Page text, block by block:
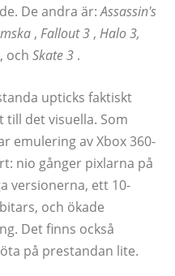
De andra är:Assassin's
, Fallout 3 , Halo 3,
och Skate 3 .
upticks faktiskt
till det visuella. Som
emulering av Xbox 360-
nio gånger pixlarna på
versionerna, ett 10-
och ökade
Det finns också
på prestandan lite.